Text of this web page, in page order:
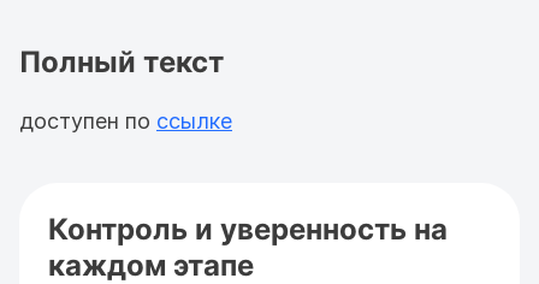
Полный текст
доступен по ссылке
Контроль и уверенность на
каждом этапе